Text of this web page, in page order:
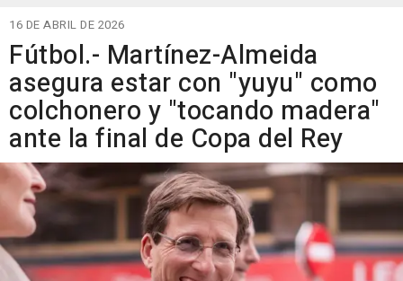
16 DE ABRIL DE 2026
Fútbol.- Martínez-Almeida
asegura estar con "yuyu" como
colchonero y "tocando madera"
ante la final de Copa del Rey